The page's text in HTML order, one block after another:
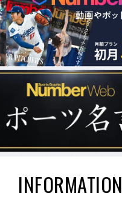
INFORMATION